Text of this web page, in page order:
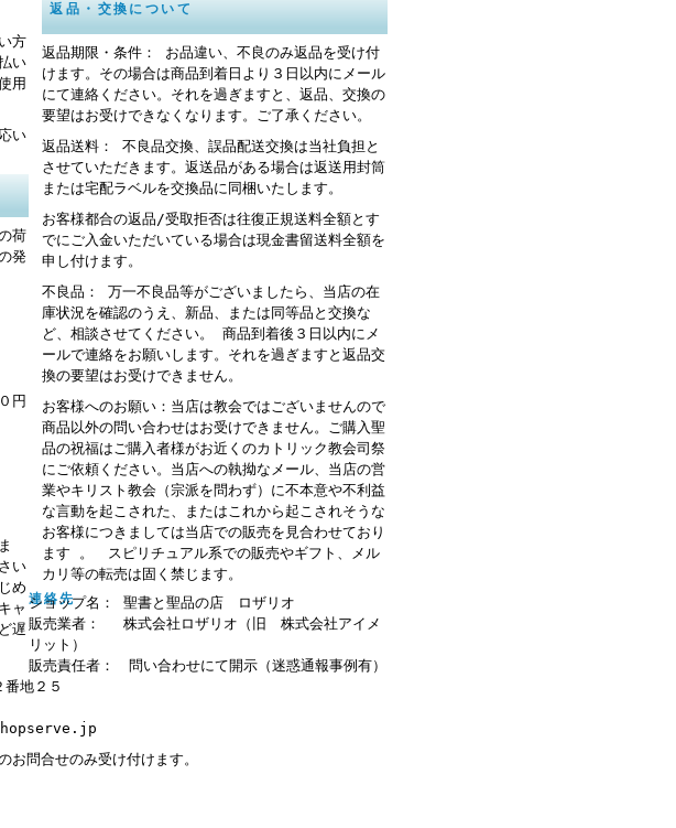
方
い
用
い
荷
発
円
い
め
ャ
遅
返品・交換について
返品期限・条件： お品違い、不良のみ返品を受け付
けます。その場合は商品到着日より３日以内にメール
にて連絡ください。それを過ぎますと、返品、交換の
要望はお受けできなくなります。ご了承ください。
返品送料： 不良品交換、誤品配送交換は当社負担と
させていただきます。返送品がある場合は返送用封筒
または宅配ラベルを交換品に同梱いたします。
お客様都合の返品/受取拒否は往復正規送料全額とす
でにご入金いただいている場合は現金書留送料全額を
申し付けます。
不良品： 万一不良品等がございましたら、当店の在
庫状況を確認のうえ、新品、または同等品と交換な
ど、相談させてください。 商品到着後３日以内にメ
ールで連絡をお願いします。それを過ぎますと返品交
換の要望はお受けできません。
お客様へのお願い：当店は教会ではございませんので
商品以外の問い合わせはお受けできません。ご購入聖
品の祝福はご購入者様がお近くのカトリック教会司祭
にご依頼ください。当店への執拗なメール、当店の営
業やキリスト教会（宗派を問わず）に不本意や不利益
な言動を起こされた、またはこれから起こされそうな
お客様につきましては当店での販売を見合わせており
ます 。 スピリチュアル系での販売やギフト、メル
カリ等の転売は固く禁じます。
連絡先
ショップ名： 聖書と聖品の店 ロザリオ
販売業者： 株式会社ロザリオ（旧 株式会社アイメ
リット）
販売責任者： 問い合わせにて開示（迷惑通報事例有）
地２５
お問合せのみ受け付けます。